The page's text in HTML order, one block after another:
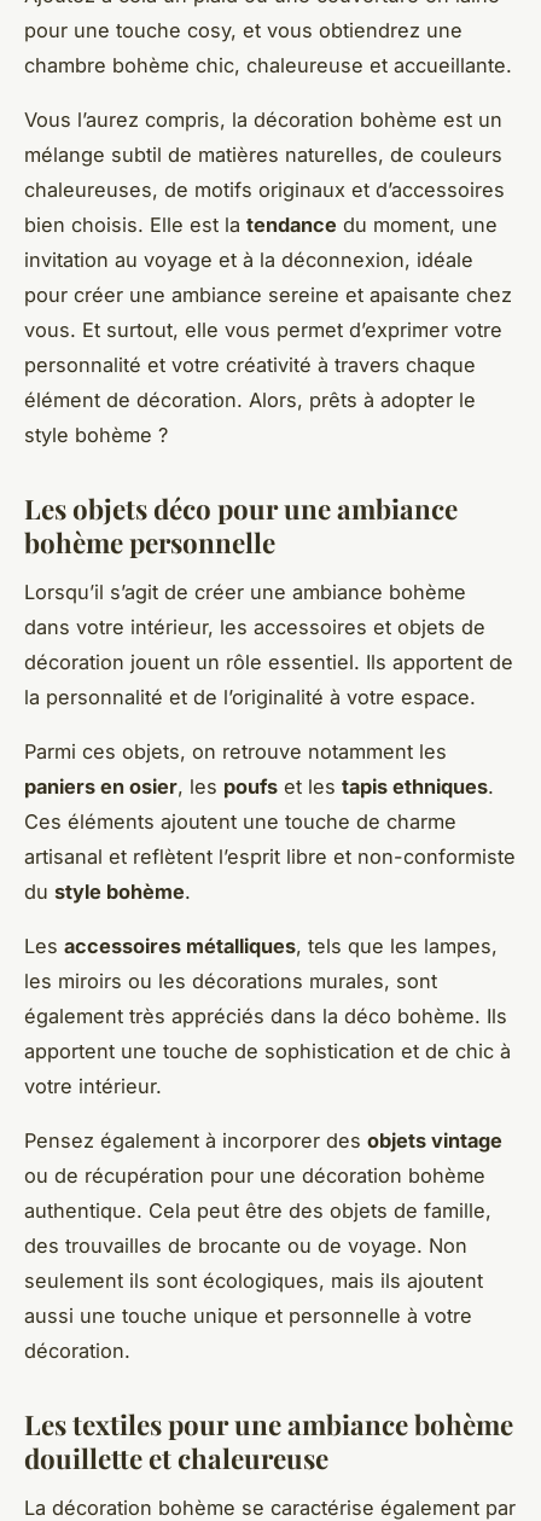
pour une touche cosy, et vous obtiendrez une
chambre bohème chic, chaleureuse et accueillante.
Vous l’aurez compris, la décoration bohème est un
mélange subtil de matières naturelles, de couleurs
chaleureuses, de motifs originaux et d’accessoires
bien choisis. Elle est la tendance du moment, une
invitation au voyage et à la déconnexion, idéale
pour créer une ambiance sereine et apaisante chez
vous. Et surtout, elle vous permet d’exprimer votre
personnalité et votre créativité à travers chaque
élément de décoration. Alors, prêts à adopter le
style bohème ?
Les objets déco pour une ambiance
bohème personnelle
Lorsqu’il s’agit de créer une ambiance bohème
dans votre intérieur, les accessoires et objets de
décoration jouent un rôle essentiel. Ils apportent de
la personnalité et de l’originalité à votre espace.
Parmi ces objets, on retrouve notamment les
paniers en osier, les poufs et les tapis ethniques.
Ces éléments ajoutent une touche de charme
artisanal et reflètent l’esprit libre et non-conformiste
du style bohème.
Les accessoires métalliques, tels que les lampes,
les miroirs ou les décorations murales, sont
également très appréciés dans la déco bohème. Ils
apportent une touche de sophistication et de chic à
votre intérieur.
Pensez également à incorporer des objets vintage
ou de récupération pour une décoration bohème
authentique. Cela peut être des objets de famille,
des trouvailles de brocante ou de voyage. Non
seulement ils sont écologiques, mais ils ajoutent
aussi une touche unique et personnelle à votre
décoration.
Les textiles pour une ambiance bohème
douillette et chaleureuse
La décoration bohème se caractérise également par